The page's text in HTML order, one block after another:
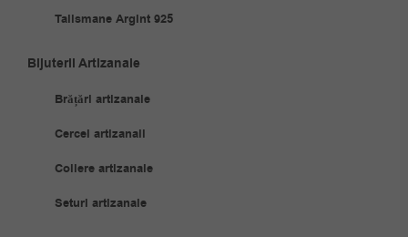
Talismane Argint 925
Bijuterii Artizanale
Brățări artizanale
Cercei artizanali
Coliere artizanale
Seturi artizanale